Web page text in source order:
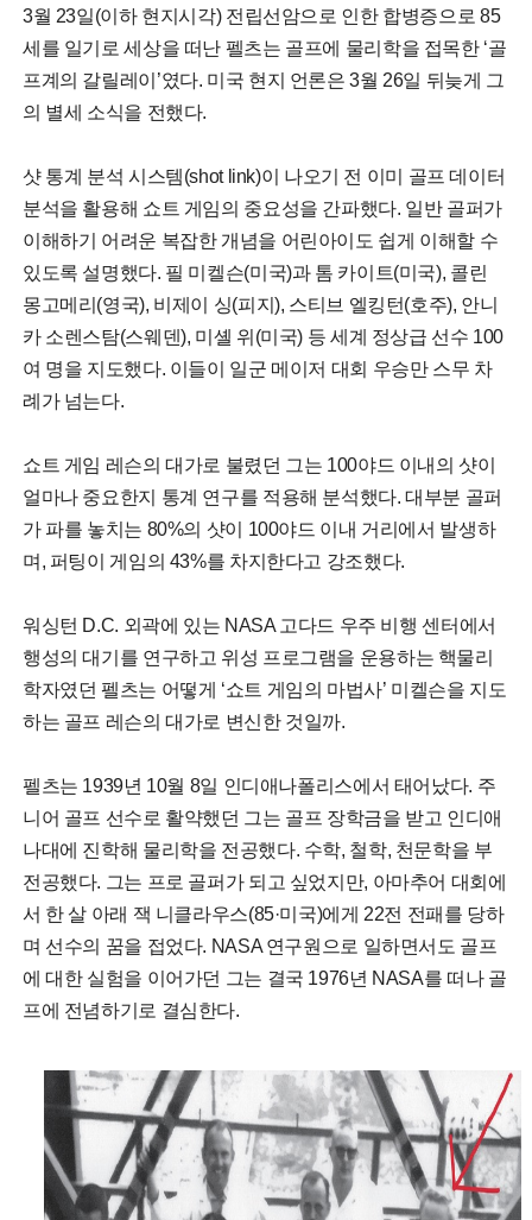
3월 23일(이하 현지시각) 전립선암으로 인한 합병증으로 85
세를 일기로 세상을 떠난 펠츠는 골프에 물리학을 접목한 ‘골
프계의 갈릴레이’였다. 미국 현지 언론은 3월 26일 뒤늦게 그
의 별세 소식을 전했다.
샷 통계 분석 시스템(shot link)이 나오기 전 이미 골프 데이터
분석을 활용해 쇼트 게임의 중요성을 간파했다. 일반 골퍼가
이해하기 어려운 복잡한 개념을 어린아이도 쉽게 이해할 수
있도록 설명했다. 필 미켈슨(미국)과 톰 카이트(미국), 콜린
몽고메리(영국), 비제이 싱(피지), 스티브 엘킹턴(호주), 안니
카 소렌스탐(스웨덴), 미셸 위(미국) 등 세계 정상급 선수 100
여 명을 지도했다. 이들이 일군 메이저 대회 우승만 스무 차
례가 넘는다.
쇼트 게임 레슨의 대가로 불렸던 그는 100야드 이내의 샷이
얼마나 중요한지 통계 연구를 적용해 분석했다. 대부분 골퍼
가 파를 놓치는 80%의 샷이 100야드 이내 거리에서 발생하
며, 퍼팅이 게임의 43%를 차지한다고 강조했다.
워싱턴 D.C. 외곽에 있는 NASA 고다드 우주 비행 센터에서
행성의 대기를 연구하고 위성 프로그램을 운용하는 핵물리
학자였던 펠츠는 어떻게 ‘쇼트 게임의 마법사’ 미켈슨을 지도
하는 골프 레슨의 대가로 변신한 것일까.
펠츠는 1939년 10월 8일 인디애나폴리스에서 태어났다. 주
니어 골프 선수로 활약했던 그는 골프 장학금을 받고 인디애
나대에 진학해 물리학을 전공했다. 수학, 철학, 천문학을 부
전공했다. 그는 프로 골퍼가 되고 싶었지만, 아마추어 대회에
서 한 살 아래 잭 니클라우스(85·미국)에게 22전 전패를 당하
며 선수의 꿈을 접었다. NASA 연구원으로 일하면서도 골프
에 대한 실험을 이어가던 그는 결국 1976년 NASA를 떠나 골
프에 전념하기로 결심한다.